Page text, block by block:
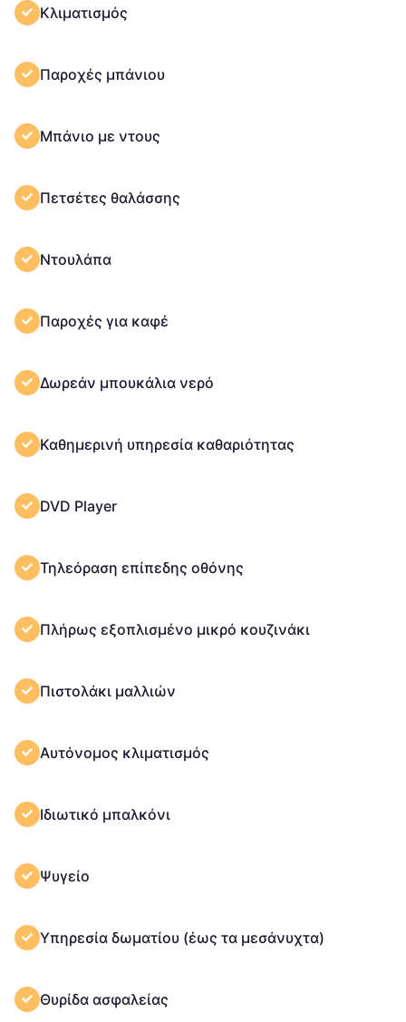
Κλιματισμός
Παροχές μπάνιου
Μπάνιο με ντους
Πετσέτες θαλάσσης
Ντουλάπα
Παροχές για καφέ
Δωρεάν μπουκάλια νερό
Καθημερινή υπηρεσία καθαριότητας
DVD Player
Τηλεόραση επίπεδης οθόνης
Πλήρως εξοπλισμένο μικρό κουζινάκι
Πιστολάκι μαλλιών
Αυτόνομος κλιματισμός
Ιδιωτικό μπαλκόνι
Ψυγείο
Υπηρεσία δωματίου (έως τα μεσάνυχτα)
Θυρίδα ασφαλείας